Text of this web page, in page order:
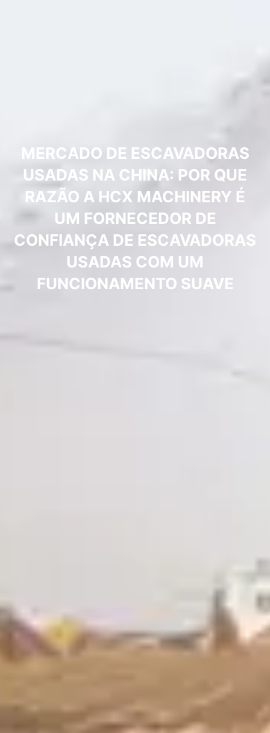
MERCADO DE ESCAVADORAS
USADAS NA CHINA: POR QUE
RAZÃO A HCX MACHINERY É
UM FORNECEDOR DE
CONFIANÇA DE ESCAVADORAS
USADAS COM UM
FUNCIONAMENTO SUAVE